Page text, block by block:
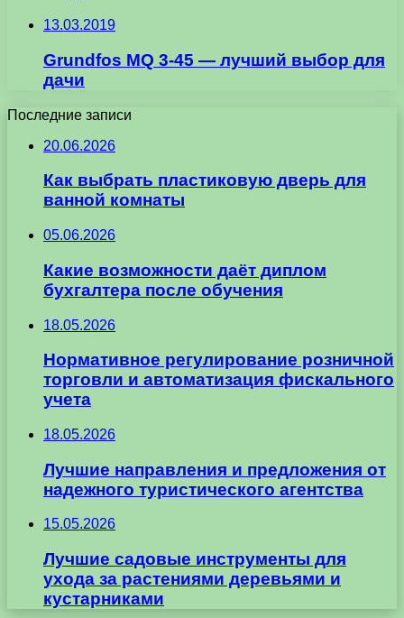
13.03.2019
Grundfos MQ 3-45 — лучший выбор для
дачи
Последние записи
20.06.2026
Как выбрать пластиковую дверь для
ванной комнаты
05.06.2026
Какие возможности даёт диплом
бухгалтера после обучения
18.05.2026
Нормативное регулирование розничной
торговли и автоматизация фискального
учета
18.05.2026
Лучшие направления и предложения от
надежного туристического агентства
15.05.2026
Лучшие садовые инструменты для
ухода за растениями деревьями и
кустарниками